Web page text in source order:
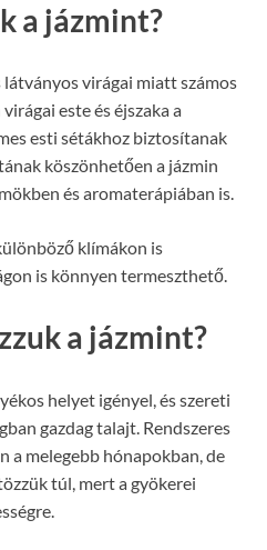
a jázmint?
virágai miatt számos
este és éjszaka a
esti sétákhoz biztosítanak
köszönhetően a jázmin
és aromaterápiában is.
klímákon is
is könnyen termeszthető.
a jázmint?
helyet igényel, és szereti
gazdag talajt. Rendszeres
a melegebb hónapokban, de
túl, mert a gyökerei